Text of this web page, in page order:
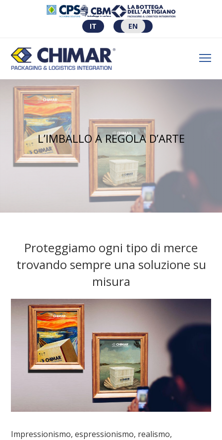
IT EN
L’IMBALLO A REGOLA D’ARTE
Proteggiamo ogni tipo di merce
trovando sempre una soluzione su
misura
Impressionismo, espressionismo, realismo,